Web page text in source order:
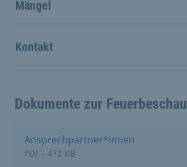
Mängel
Kontakt
Dokumente zur Feuerbeschau
Ansprechpartner*innen
PDF - 472 KB